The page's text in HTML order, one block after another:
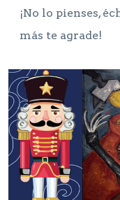
¡No lo pienses,
más te agrade!